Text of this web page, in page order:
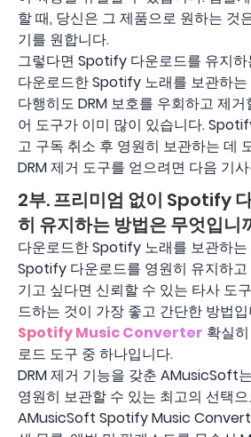
할 때, 당신은 그 제품으로 원하는 것
기를 원합니다.
그렇다면 Spotify 다운로드를 유지
다운로드한 Spotify 노래를 보관하
다행히도 DRM 보호를 우회하고 제
어 도구가 이미 많이 있습니다.
고 구독 취소 후 영원히 보관하는 데
DRM 제거 도구를 얻으려면 다음 기
2부. 프리미엄 없이 Spotify
히 유지하는 방법은 무엇입니
다운로드한 Spotify 노래를 보관하
Spotify 다운로드를 영원히 유지하고
기고 싶다면 신뢰할 수 있는 타사 도
드하는 것이 가장 좋고 간단한 방법
Spotify Music Converter 확실
로드 도구 중 하나입니다.
DRM 제거 기능을 갖춘 AMusicSoft
영원히 보관할 수 있는 최고의 선택
AMusicSoft Spotify Music